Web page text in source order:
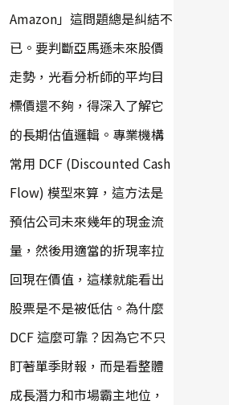
Amazon」這問題總是糾結不
已。要判斷亞馬遜未來股價
走勢，光看分析師的平均目
標價還不夠，得深入了解它
的長期估值邏輯。專業機構
常用 DCF (Discounted Cash
Flow) 模型來算，這方法是
預估公司未來幾年的現金流
量，然後用適當的折現率拉
回現在價值，這樣就能看出
股票是不是被低估。為什麼
DCF 這麼可靠？因為它不只
盯著單季財報，而是看整體
成長潛力和市場霸主地位，